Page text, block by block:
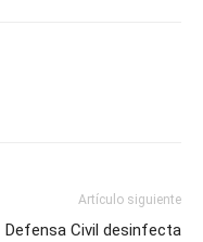
Artículo siguiente
Defensa Civil desinfecta